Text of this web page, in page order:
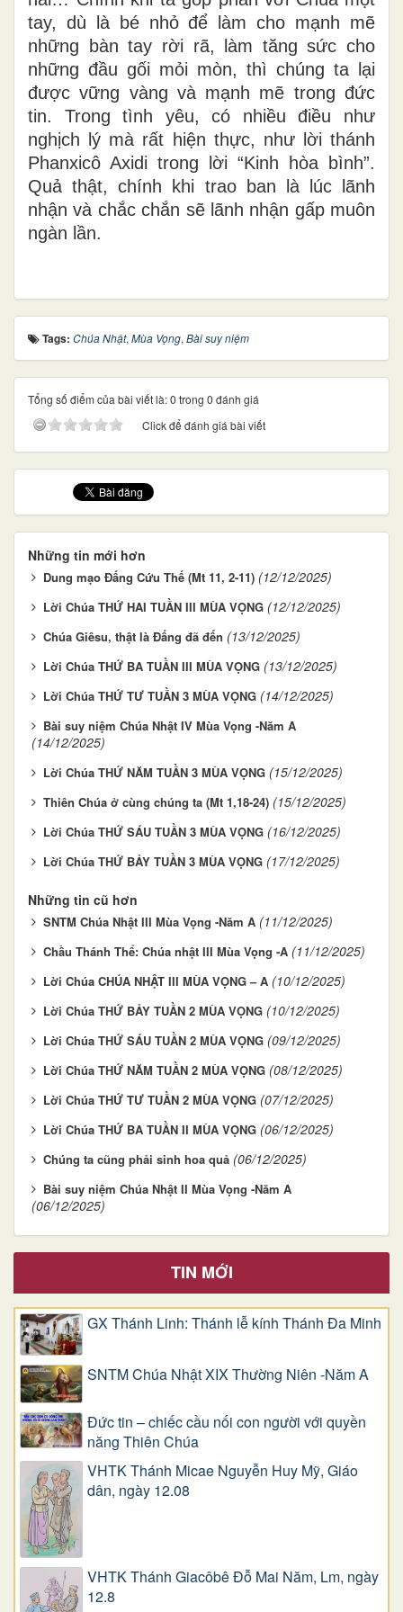
tay, dù là bé nhỏ để làm cho mạnh mẽ
những bàn tay rời rã, làm tăng sức cho
những đầu gối mỏi mòn, thì chúng ta lại
được vững vàng và mạnh mẽ trong đức
tin. Trong tình yêu, có nhiều điều như
nghịch lý mà rất hiện thực, như lời thánh
Phanxicô Axidi trong lời “Kinh hòa bình”.
Quả thật, chính khi trao ban là lúc lãnh
nhận và chắc chắn sẽ lãnh nhận gấp muôn
ngàn lần.
Tags: Chúa Nhật, Mùa Vọng, Bài suy niệm
Tổng số điểm của bài viết là: 0 trong 0 đánh giá
Click để đánh giá bài viết
Những tin mới hơn
Dung mạo Đấng Cứu Thế (Mt 11, 2-11) (12/12/2025)
Lời Chúa THỨ HAI TUẦN III MÙA VỌNG (12/12/2025)
Chúa Giêsu, thật là Đấng đã đến (13/12/2025)
Lời Chúa THỨ BA TUẦN III MÙA VỌNG (13/12/2025)
Lời Chúa THỨ TƯ TUẦN 3 MÙA VỌNG (14/12/2025)
Bài suy niệm Chúa Nhật IV Mùa Vọng -Năm A
(14/12/2025)
Lời Chúa THỨ NĂM TUẦN 3 MÙA VỌNG (15/12/2025)
Thiên Chúa ở cùng chúng ta (Mt 1,18-24) (15/12/2025)
Lời Chúa THỨ SÁU TUẦN 3 MÙA VỌNG (16/12/2025)
Lời Chúa THỨ BẢY TUẦN 3 MÙA VỌNG (17/12/2025)
Những tin cũ hơn
SNTM Chúa Nhật III Mùa Vọng -Năm A (11/12/2025)
Chầu Thánh Thể: Chúa nhật III Mùa Vọng -A (11/12/2025)
Lời Chúa CHÚA NHẬT III MÙA VỌNG – A (10/12/2025)
Lời Chúa THỨ BẢY TUẦN 2 MÙA VỌNG (10/12/2025)
Lời Chúa THỨ SÁU TUẦN 2 MÙA VỌNG (09/12/2025)
Lời Chúa THỨ NĂM TUẦN 2 MÙA VỌNG (08/12/2025)
Lời Chúa THỨ TƯ TUẦN 2 MÙA VỌNG (07/12/2025)
Lời Chúa THỨ BA TUẦN II MÙA VỌNG (06/12/2025)
Chúng ta cũng phải sinh hoa quả (06/12/2025)
Bài suy niệm Chúa Nhật II Mùa Vọng -Năm A
(06/12/2025)
TIN MỚI
GX Thánh Linh: Thánh lễ kính Thánh Đa Minh
SNTM Chúa Nhật XIX Thường Niên -Năm A
Đức tin – chiếc cầu nối con người với quyền
năng Thiên Chúa
VHTK Thánh Micae Nguyễn Huy Mỹ, Giáo
dân, ngày 12.08
VHTK Thánh Giacôbê Ðỗ Mai Năm, Lm, ngày
12.8